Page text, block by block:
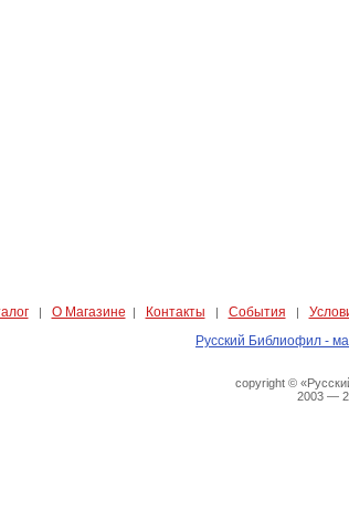
| О Магазине | Контакты | События |
Русский Библиофил -
copyright ©
2003 —